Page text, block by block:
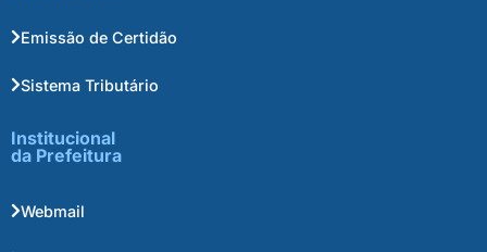
Emissão de Certidão
Sistema Tributário
Institucional
da Prefeitura
Webmail